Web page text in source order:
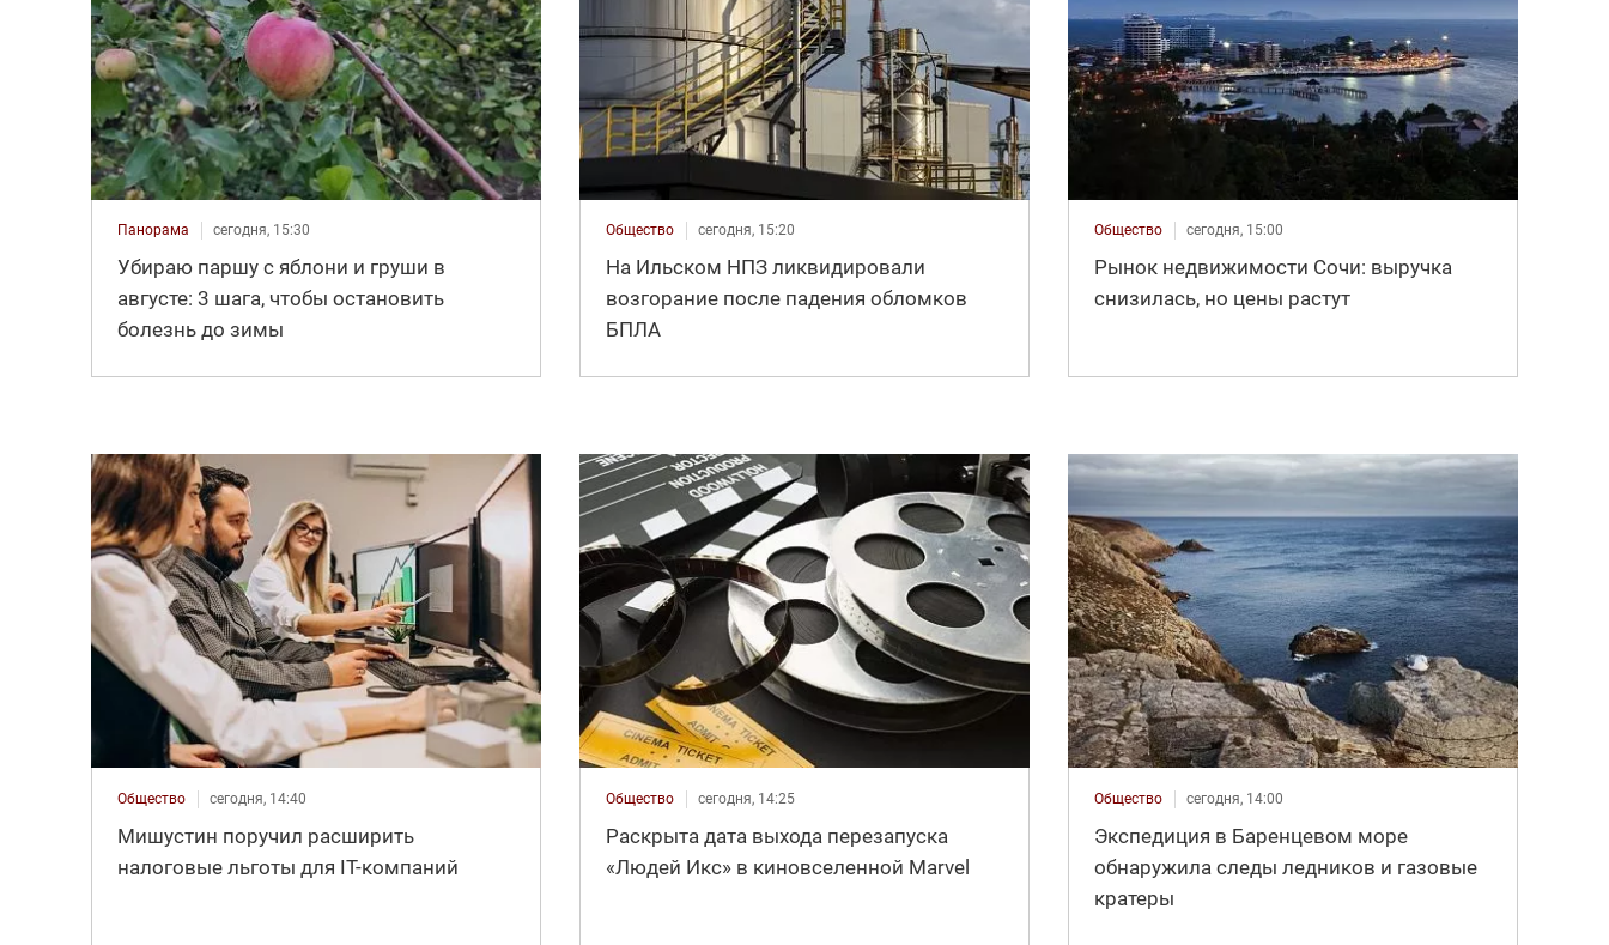
Панорама сегодня, 15:30
Убираю паршу с яблони и груши в
августе: 3 шага, чтобы остановить
болезнь до зимы
Общество сегодня, 15:20
На Ильском НПЗ ликвидировали
возгорание после падения обломков
БПЛА
Общество сегодня, 15:00
Рынок недвижимости Сочи: выручка
снизилась, но цены растут
Общество сегодня, 14:40
Мишустин поручил расширить
налоговые льготы для IT-компаний
Общество сегодня, 14:25
Раскрыта дата выхода перезапуска
«Людей Икс» в киновселенной Marvel
Общество сегодня, 14:00
Экспедиция в Баренцевом море
обнаружила следы ледников и газовые
кратеры